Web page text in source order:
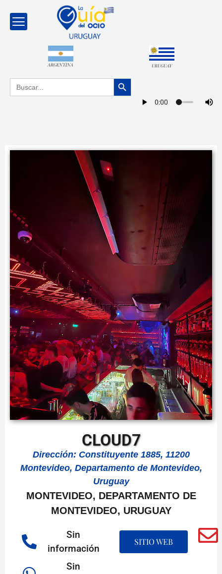
ARGENTINA URUGUAY
Buscar: Botón de búsqueda
CLOUD7
Dirección: Constituyente 1885, 11200
Montevideo, Departamento de Montevideo,
Uruguay
MONTEVIDEO, DEPARTAMENTO DE
MONTEVIDEO, URUGUAY
Sin
información
Sin
SITIO WEB